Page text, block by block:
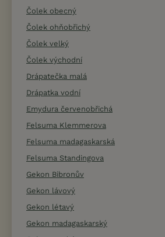
Čolek obecný
Čolek ohňobřichý
Čolek velký
Čolek východní
Drápatečka malá
Drápatka vodní
Emydura červenobřichá
Felsuma Klemmerova
Felsuma madagaskarská
Felsuma Standingova
Gekon Bibronův
Gekon lávový
Gekon létavý
Gekon madagaskarský